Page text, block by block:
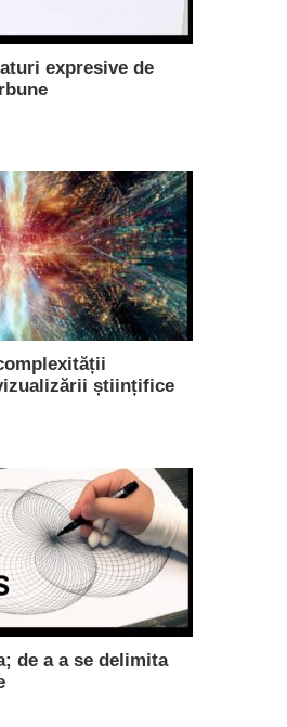
expresive de
științifice
de a a se delimita